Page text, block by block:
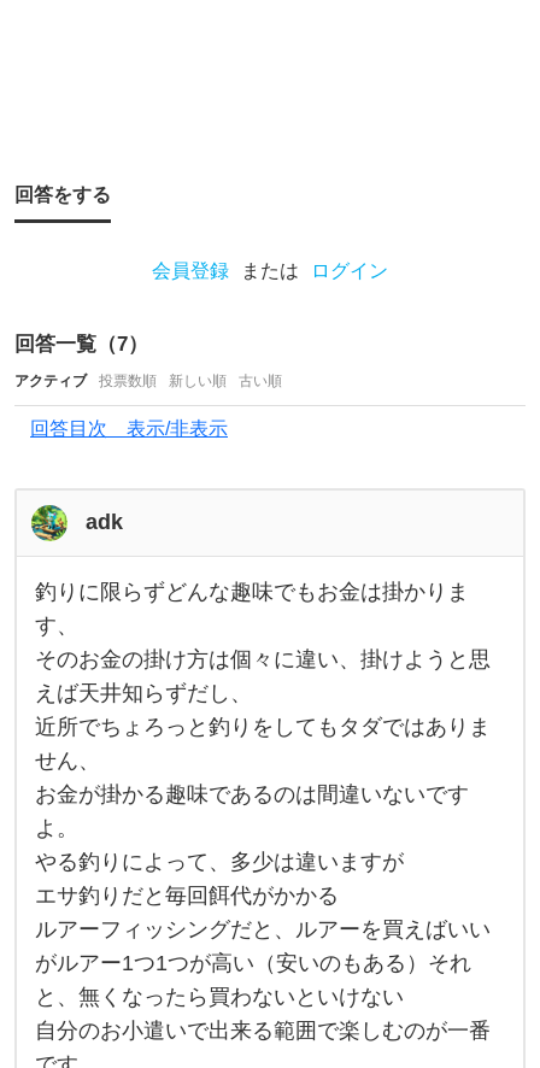
味
を
て
も
お
が
か
か
り
ま
す
よ
ね
？
回答をする
会員登録 または ログイン
回答一覧（7）
アクティブ 投票数順 新しい順 古い順
回答目次 表示/非表示
adk
釣
り
に
限
ら
ず
ど
ん
な
趣
味
で
も
お
金
は
か
り
ま
す
、
そ
の
釣りに限らずどんな趣味でもお金は掛かりま
す、
そのお金の掛け方は個々に違い、掛けようと思
えば天井知らずだし、
近所でちょろっと釣りをしてもタダではありま
せん、
お金が掛かる趣味であるのは間違いないです
よ。
やる釣りによって、多少は違いますが
エサ釣りだと毎回餌代がかかる
ルアーフィッシングだと、ルアーを買えばいい
がルアー1つ1つが高い（安いのもある）それ
と、無くなったら買わないといけない
自分のお小遣いで出来る範囲で楽しむのが一番